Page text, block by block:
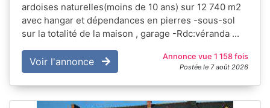
ardoises naturelles(moins de 10 ans) sur 12 740 m2
avec hangar et dépendances en pierres -sous-sol
sur la totalité de la maison , garage -Rdc:véranda ...
Voir l'annonce Annonce vue 1 158 fois
Postée le 7 août 2026